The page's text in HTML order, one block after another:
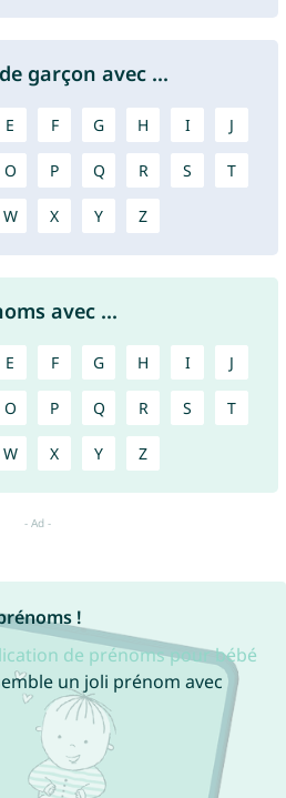
garçon avec ...
E F G H I J
O P Q R S T
W X Y Z
avec ...
E F G H I J
O P Q R S T
W X Y Z
!
de prénoms pour bébé
un joli prénom avec